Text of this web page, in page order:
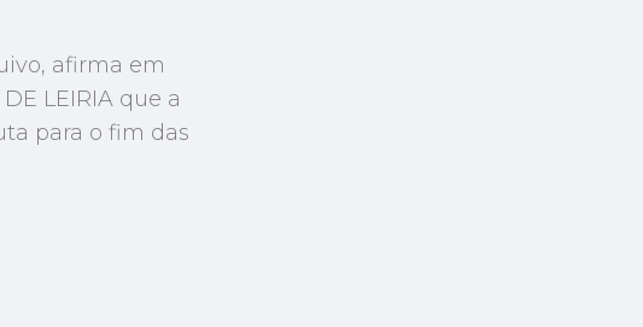
afirma em
LEIRIA que a
para o fim das